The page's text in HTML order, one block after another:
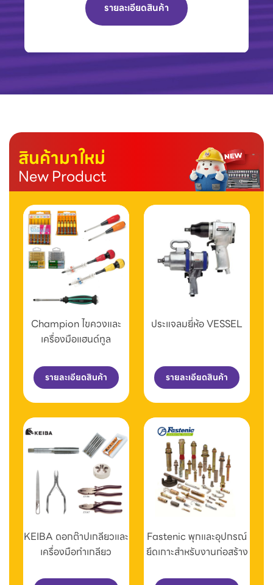
รายละเอียดสินค้า
สินค้ามาใหม่
New Product
Champion ไขควงและ
เครื่องมือแฮนด์ทูล
รายละเอียดสินค้า
ประแจลมยี่ห้อ VESSEL
รายละเอียดสินค้า
KEIBA ดอกต๊าปเกลียวและ
เครื่องมือทำเกลียว
Fastenic พุกและอุปกรณ์
ยึดเกาะสำหรับงานก่อสร้าง